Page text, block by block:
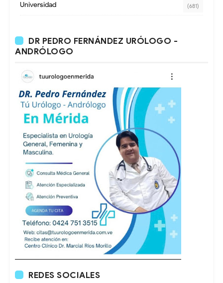
Universidad (681)
DR PEDRO FERNÁNDEZ URÓLOGO -
ANDRÓLOGO
REDES SOCIALES